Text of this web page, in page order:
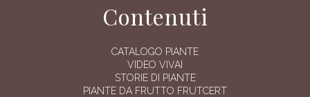
Contenuti
CATALOGO PIANTE
VIDEO VIVAI
STORIE DI PIANTE
PIANTE DA FRUTTO FRUTCERT